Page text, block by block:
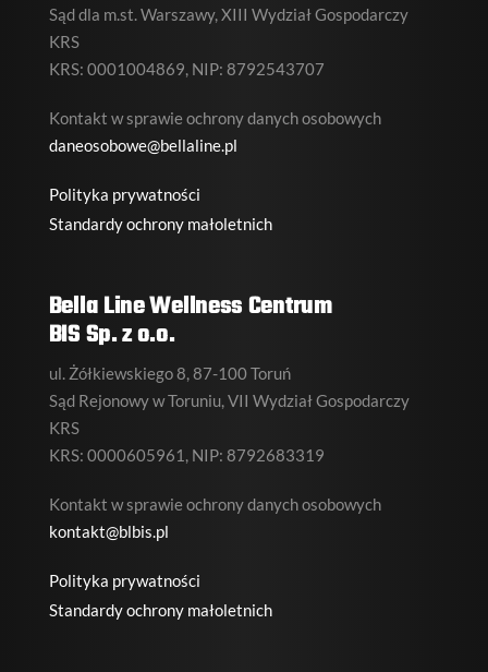
Sąd dla m.st. Warszawy, XIII Wydział Gospodarczy
KRS
KRS: 0001004869, NIP: 8792543707
Kontakt w sprawie ochrony danych osobowych
daneosobowe@bellaline.pl
Polityka prywatności
Standardy ochrony małoletnich
Bella Line Wellness Centrum
BIS Sp. z o.o.
ul. Żółkiewskiego 8, 87-100 Toruń
Sąd Rejonowy w Toruniu, VII Wydział Gospodarczy
KRS
KRS: 0000605961, NIP: 8792683319
Kontakt w sprawie ochrony danych osobowych
kontakt@blbis.pl
Polityka prywatności
Standardy ochrony małoletnich